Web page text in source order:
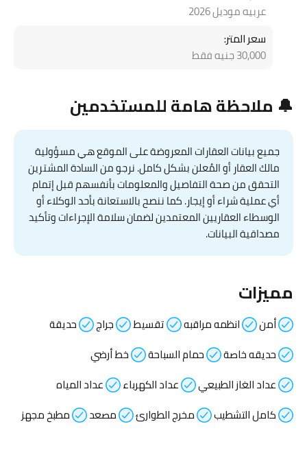
عربيه موديل 2026
سعر المتر:
30,000 جنيه فقط
🔔 ملاحظة هامة للمستخدمين
جميع بيانات العقارات المعروضة على الموقع هي مسؤولية
مالك العقار أو المُعلن بشكل كامل. نرجو من السادة المشترين
التحقق من صحة التفاصيل والمعلومات بأنفسهم قبل إتمام
أي عملية شراء أو إيجار. كما ننصح بالاستعانة بأحد الوكلاء أو
الوسطاء العقاريين المعتمدين لضمان سلامة الإجراءات وتأكيد
مصداقية البيانات.
مميزات
أمن انظمه مراقبه تقسيط جراج
حديقة
حديقه خاصة
حمام السباحة
خط أرضي
عداد الغاز الطبيعي
عداد الكهرباء
عداد المياه
كامل التشطيب
مخرج الطوارئ مصعد مطبخ مجهز